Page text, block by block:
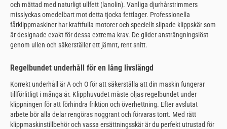
och mättad med naturligt ullfett (lanolin). Vanliga djurhårstrimmers
misslyckas omedelbart mot detta tjocka fettlager. Professionella
fårklippmaskiner har kraftfulla motorer och speciellt slipade klippskär som
är designade exakt för dessa extrema krav. De glider ansträngningslöst
genom ullen och säkerställer ett jämnt, rent snitt.
Regelbundet underhåll för en lång livslängd
Korrekt underhåll är A och O för att säkerställa att din maskin fungerar
tillförlitligt i många år. Klipphuvudet måste oljas regelbundet under
klippningen för att förhindra friktion och överhettning. Efter avslutat
arbete bör alla delar rengöras noggrant och förvaras torrt. Med rätt
klippmaskinstillbehör och vassa ersättningsskär är du perfekt utrustad för